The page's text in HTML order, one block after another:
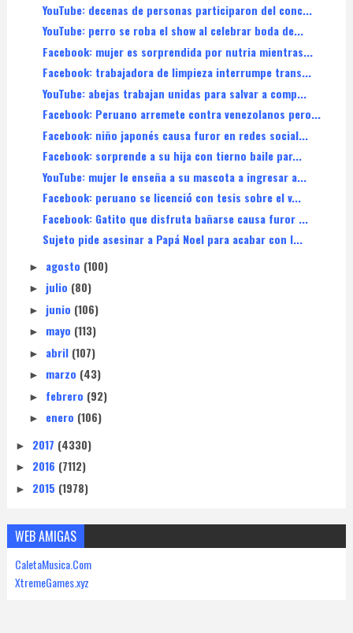
YouTube: decenas de personas participaron del conc...
YouTube: perro se roba el show al celebrar boda de...
Facebook: mujer es sorprendida por nutria mientras...
Facebook: trabajadora de limpieza interrumpe trans...
YouTube: abejas trabajan unidas para salvar a comp...
Facebook: Peruano arremete contra venezolanos pero...
Facebook: niño japonés causa furor en redes social...
Facebook: sorprende a su hija con tierno baile par...
YouTube: mujer le enseña a su mascota a ingresar a...
Facebook: peruano se licenció con tesis sobre el v...
Facebook: Gatito que disfruta bañarse causa furor ...
Sujeto pide asesinar a Papá Noel para acabar con l...
► agosto (100)
► julio (80)
► junio (106)
► mayo (113)
► abril (107)
► marzo (43)
► febrero (92)
► enero (106)
► 2017 (4330)
► 2016 (7112)
► 2015 (1978)
WEB AMIGAS
CaletaMusica.Com
XtremeGames.xyz